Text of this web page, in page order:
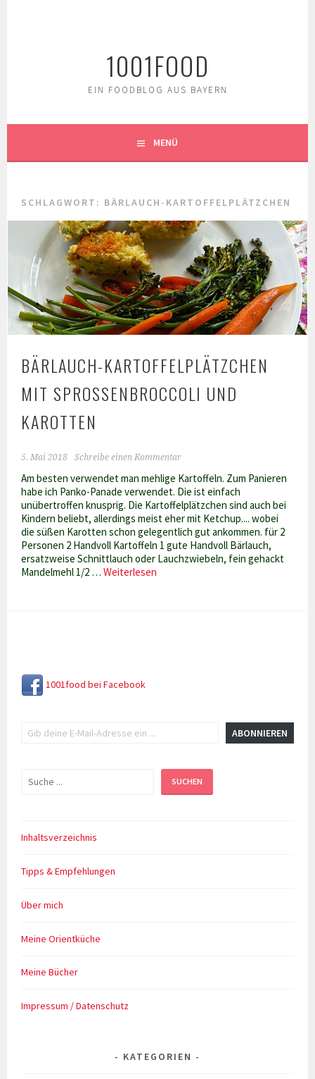
1001FOOD
EIN FOODBLOG AUS BAYERN
MENÜ
SCHLAGWORT: BÄRLAUCH-KARTOFFELPLÄTZCHEN
BÄRLAUCH-KARTOFFELPLÄTZCHEN
MIT SPROSSENBROCCOLI UND
KAROTTEN
5. Mai 2018 Schreibe einen Kommentar
Am besten verwendet man mehlige Kartoffeln. Zum Panieren
habe ich Panko-Panade verwendet. Die ist einfach
unübertroffen knusprig. Die Kartoffelplätzchen sind auch bei
Kindern beliebt, allerdings meist eher mit Ketchup.... wobei
die süßen Karotten schon gelegentlich gut ankommen. für 2
Personen 2 Handvoll Kartoffeln 1 gute Handvoll Bärlauch,
ersatzweise Schnittlauch oder Lauchzwiebeln, fein gehackt
Mandelmehl 1/2 …Weiterlesen
1001food bei Facebook
ABONNIEREN
Suchen SUCHEN
Inhaltsverzeichnis
Tipps & Empfehlungen
Über mich
Meine Orientküche
Meine Bücher
Impressum / Datenschutz
KATEGORIEN